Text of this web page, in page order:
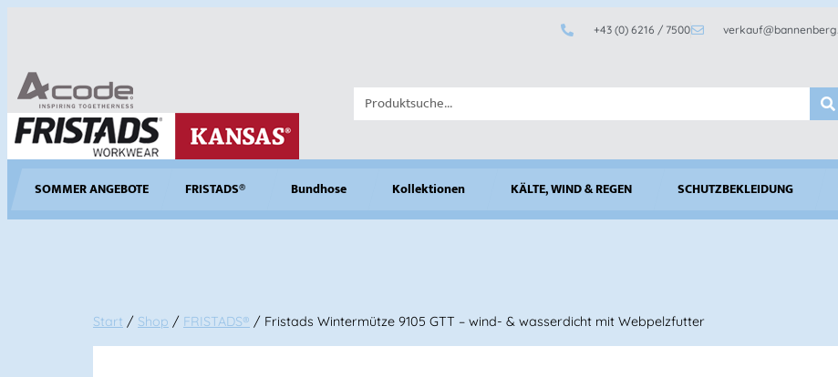
+43 (0) 6216 / 7500
SOMMER ANGEBOTE FRISTADS® Bundhose Kollektionen KÄLTE, WIND & REGEN SCHUTZBEKLEIDUNG
Start / Shop / FRISTADS® / Fristads Wintermütze 9105 GTT – wind- & wasserdicht mit Webpelzfutter